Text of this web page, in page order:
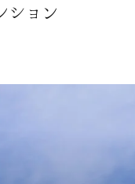
ション